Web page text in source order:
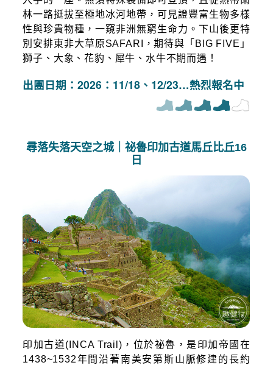
出團日期：2026：11/18、12/23…熱烈報名中
林一路挺拔至極地冰河地帶，可見證豐富生物多樣
性與珍貴物種，一窺非洲無窮生命力。下山後更特
別安排東非大草原SAFARI，期待與「BIG FIVE」
獅子、大象、花豹、犀牛、水牛不期而遇！
尋落失落天空之城｜祕魯印加古道馬丘比丘16
日
印加古道(INCA Trail)，位於祕魯，是印加帝國在
1438~1532年間沿著南美安第斯山脈修建的長約